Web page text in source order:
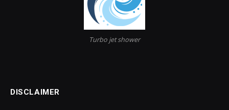
Turbo jet shower
DISCLAIMER